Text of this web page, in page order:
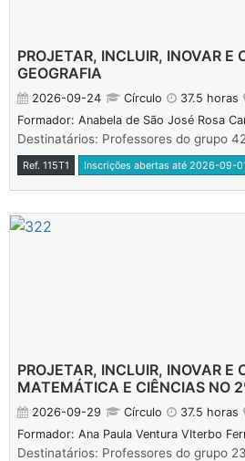
PROJETAR, INCLUIR, INOVAR E
GEOGRAFIA
2026-09-24 Círculo 37.5 horas
Formador: Anabela de São José Rosa
Destinatários: Professores do grupo
Ref. 115T1 Inscrições abertas até 2026-09-
PROJETAR, INCLUIR, INOVAR E
MATEMÁTICA E CIÊNCIAS NO
2026-09-29 Círculo 37.5 horas
Formador: Ana Paula Ventura VIterbo
Destinatários: Professores do grupo